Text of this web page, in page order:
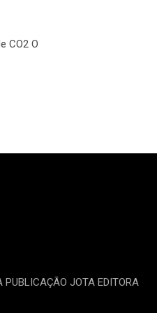
CO2 O
PUBLICAÇÃO JOTA EDITORA